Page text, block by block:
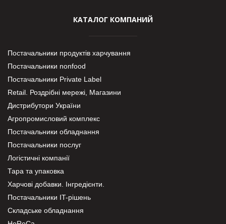
КАТАЛОГ КОМПАНИЙ
Постачальники продуктів харчування
Постачальники nonfood
Постачальники Private Label
Retail. Роздрібні мережі, Магазини
Дистрибутори України
Агропромисловий комплекс
Постачальники обладнання
Постачальники послуг
Логістичні компанії
Тара та упаковка
Харчові добавки. Інгредієнти.
Постачальники IT-рішень
Складське обладнання